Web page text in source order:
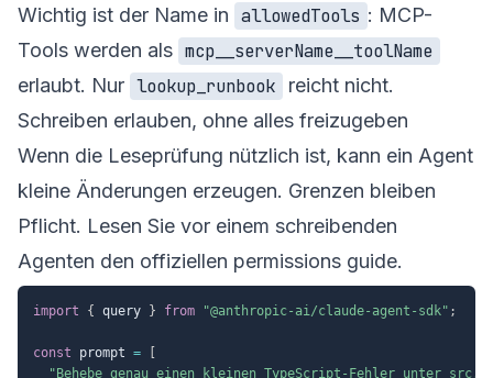
Wichtig ist der Name in allowedTools : MCP-
Tools werden als mcp__serverName__toolName
erlaubt. Nur lookup_runbook
reicht nicht.
Schreiben erlauben, ohne alles freizugeben
Wenn die Leseprüfung nützlich ist, kann ein Agent
kleine Änderungen erzeugen. Grenzen bleiben
Pflicht. Lesen Sie vor einem schreibenden
Agenten den offiziellen permissions guide.
import { query } from "@anthropic-ai/claude-agent-sdk" ;
const prompt =
"Behebe genau einen kleinen TypeScript-Fehler unter src."